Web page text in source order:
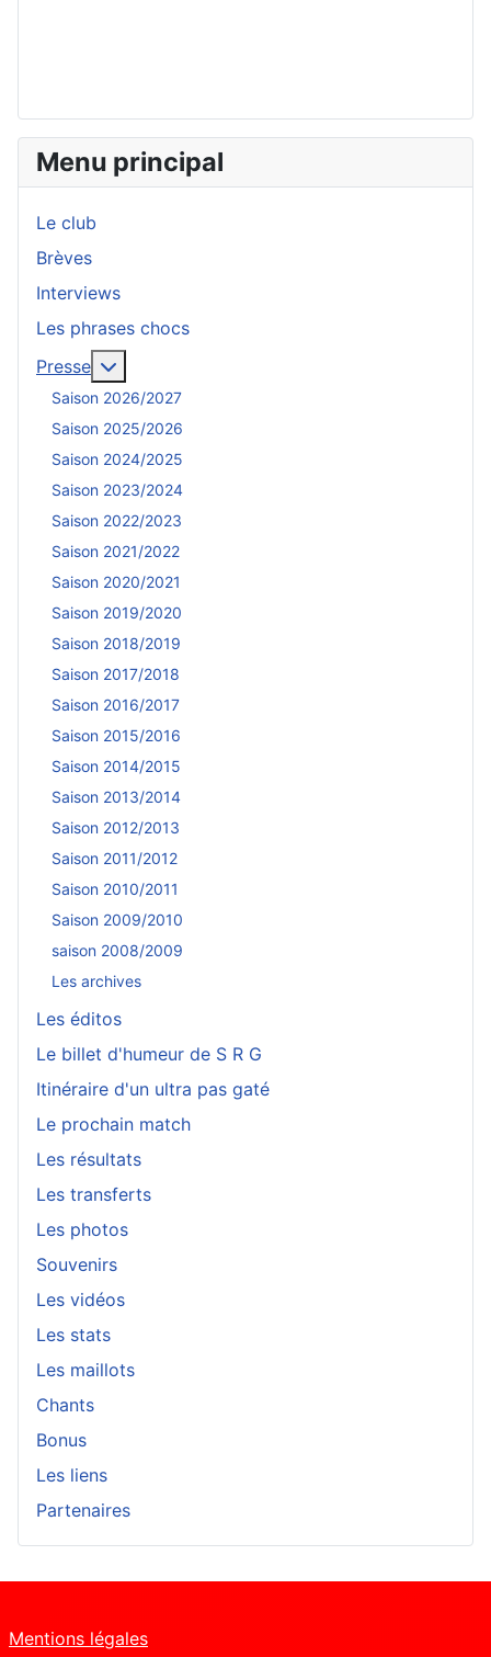
Menu principal
Le club
Brèves
Interviews
Les phrases chocs
Presse
Saison 2026/2027
Saison 2025/2026
Saison 2024/2025
Saison 2023/2024
Saison 2022/2023
Saison 2021/2022
Saison 2020/2021
Saison 2019/2020
Saison 2018/2019
Saison 2017/2018
Saison 2016/2017
Saison 2015/2016
Saison 2014/2015
Saison 2013/2014
Saison 2012/2013
Saison 2011/2012
Saison 2010/2011
Saison 2009/2010
saison 2008/2009
Les archives
Les éditos
Le billet d'humeur de S R G
Itinéraire d'un ultra pas gaté
Le prochain match
Les résultats
Les transferts
Les photos
Souvenirs
Les vidéos
Les stats
Les maillots
Chants
Bonus
Les liens
Partenaires
Mentions légales